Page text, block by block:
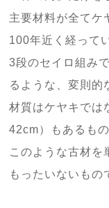
主要材料が全てケ
100年近く経って
3段のセイロ組み
るような、変則的
材質はケヤキでは
42cm）もあるも
このような古材を
もったいないもの